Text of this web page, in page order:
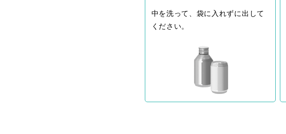
中を洗って、袋に入れずに出して
ください。